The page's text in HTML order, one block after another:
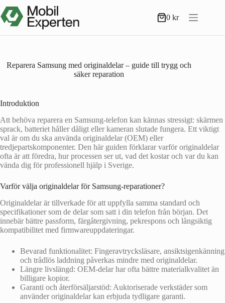
till
innehåll
Varukorg
0kr
Reparera Samsung med originaldelar – guide till trygg och
säker reparation
Introduktion
Att behöva reparera en Samsung-telefon kan kännas stressigt: skärmen
sprack, batteriet håller dåligt eller kameran slutade fungera. Ett viktigt
val är om du ska använda originaldelar (OEM) eller
tredjepartskomponenter. Den här guiden förklarar varför originaldelar
ofta är att föredra, hur processen ser ut, vad det kostar och var du kan
vända dig för professionell hjälp i Sverige.
Varför välja originaldelar för Samsung-reparationer?
Originaldelar är tillverkade för att uppfylla samma standard och
specifikationer som de delar som satt i din telefon från början. Det
innebär bättre passform, färgåtergivning, pekrespons och långsiktig
kompatibilitet med firmwareuppdateringar.
Bevarad funktionalitet: Fingeravtrycksläsare, ansiktsigenkänning
och trådlös laddning påverkas mindre med originaldelar.
Längre livslängd: OEM-delar har ofta bättre materialkvalitet än
billigare kopior.
Garanti och återförsäljarstöd: Auktoriserade verkstäder som
använder originaldelar kan erbjuda tydligare garanti.